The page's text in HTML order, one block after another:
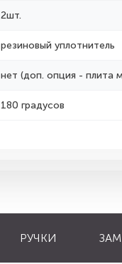
2шт.
резиновый уплотнитель
нет (доп. опция - плита
180 градусов
РУЧКИ